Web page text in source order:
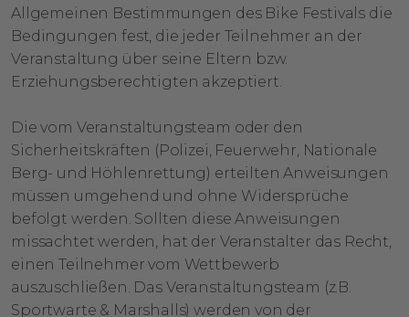
Allgemeinen Bestimmungen des Bike Festivals die
Bedingungen fest, die jeder Teilnehmer an der
Veranstaltung über seine Eltern bzw.
Erziehungsberechtigten akzeptiert.
Die vom Veranstaltungsteam oder den
Sicherheitskräften (Polizei, Feuerwehr, Nationale
Berg- und Höhlenrettung) erteilten Anweisungen
müssen umgehend und ohne Widersprüche
befolgt werden. Sollten diese Anweisungen
missachtet werden, hat der Veranstalter das Recht,
einen Teilnehmer vom Wettbewerb
auszuschließen. Das Veranstaltungsteam (z.B.
Sportwarte & Marshalls) werden von der